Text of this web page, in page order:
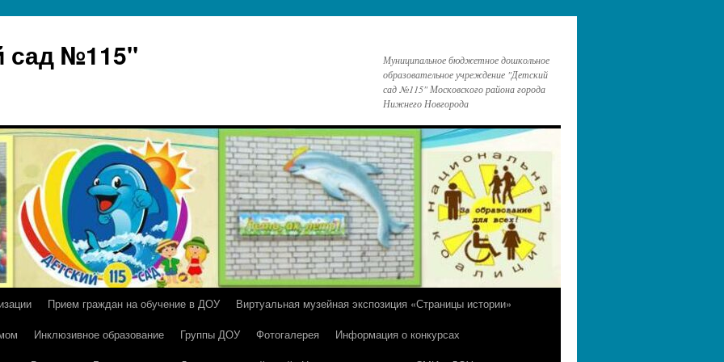
сад №115"
Муниципальное бюджетное дошкольное
образовательное учреждение "Детский
сад №115" Московского района города
Нижнего Новгорода
Прием граждан на обучение в ДОУ
Виртуальная музейная экспозиция «Страницы истории»
Инклюзивное образование Группы ДОУ Фотогалерея
Информация о конкурсах